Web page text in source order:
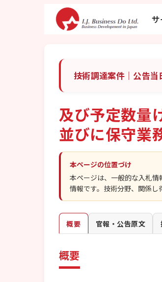
サ
技術調達案件｜公告
及び予定数量
並びに保守業
本ページの位置づけ
本ページは、一般的な入札
情報です。技術分野、関係し
概要 官報・公告原文
概要